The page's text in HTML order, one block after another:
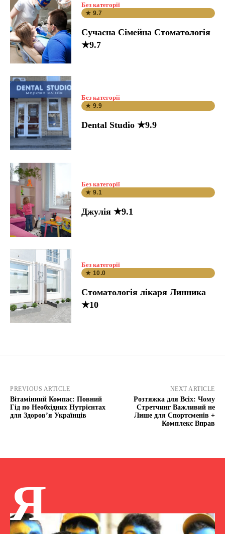
Без категорії
★ 9.7
Сучасна Сімейна Стоматологія
★9.7
Без категорії
★ 9.9
Dental Studio ★9.9
Без категорії
★ 9.1
Джулія ★9.1
Без категорії
★ 10.0
Стоматологія лікаря Линника
★10
PREVIOUS ARTICLE
Вітамінний Компас: Повний
Гід по Необхідних Нутрієнтах
для Здоров’я Українців
NEXT ARTICLE
Розтяжка для Всіх: Чому
Стретчинг Важливий не
Лише для Спортсменів +
Комплекс Вправ
Я